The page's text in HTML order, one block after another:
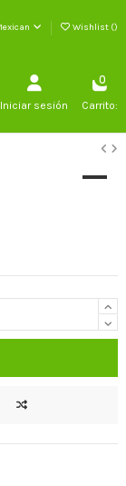
Wishlist ()
Iniciar sesión
0
Carrito: